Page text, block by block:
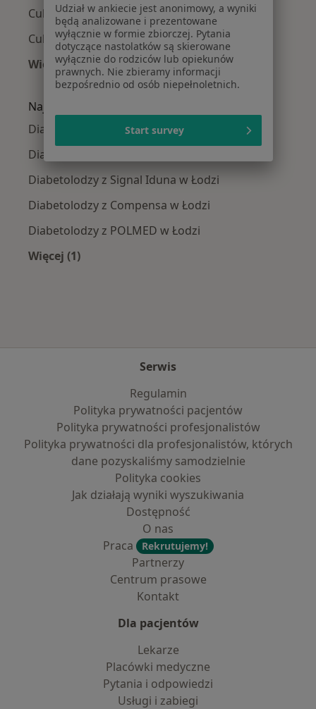
Cukrzyca typu 1 w Łodzi
Cukrzyca typu 2 w Łodzi
Więcej (15)
Więcej w kategorii: Najczęście leczone
Najpopularniejsze ubezpieczenia
Diabetolodzy z Allianz w Łodzi
Diabetolodzy z NFZ w Łodzi
Diabetolodzy z Signal Iduna w Łodzi
Diabetolodzy z Compensa w Łodzi
Diabetolodzy z POLMED w Łodzi
Więcej (1)
Serwis
Regulamin
Polityka prywatności pacjentów
Polityka prywatności profesjonalistów
Polityka prywatności dla profesjonalistów, których
dane pozyskaliśmy samodzielnie
Polityka cookies
Jak działają wyniki wyszukiwania
Dostępność
O nas
Praca
Rekrutujemy!
Partnerzy
Centrum prasowe
Kontakt
Dla pacjentów
Lekarze
Placówki medyczne
Pytania i odpowiedzi
Usługi i zabiegi
Udział w ankiecie jest anonimowy, a wyniki
będą analizowane i prezentowane
wyłącznie w formie zbiorczej. Pytania
dotyczące nastolatków są skierowane
wyłącznie do rodziców lub opiekunów
prawnych. Nie zbieramy informacji
bezpośrednio od osób niepełnoletnich.
Start survey